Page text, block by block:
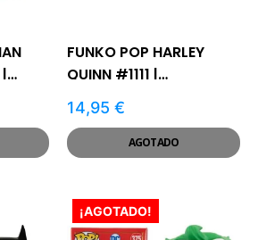
FUNKO POP HARLEY
QUINN #1111 |
ESCUADRÓN SUICIDA
14,95 €
AGOTADO
¡AGOTADO!